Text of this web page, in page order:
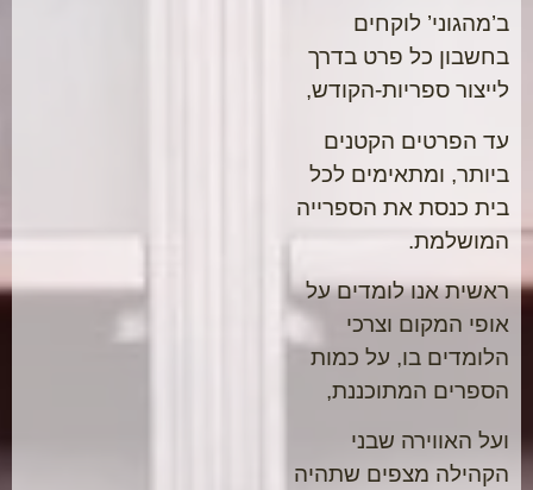
ב’מהגוני’ לוקחים
בחשבון כל פרט בדרך
לייצור ספריות-הקודש,
עד הפרטים הקטנים
ביותר, ומתאימים לכל
בית כנסת את הספרייה
המושלמת.
ראשית אנו לומדים על
אופי המקום וצרכי
הלומדים בו, על כמות
הספרים המתוכננת,
ועל האווירה שבני
הקהילה מצפים שתהיה